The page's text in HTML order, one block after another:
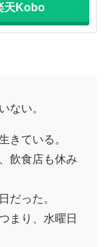
天Kobo
ない。
きている。
飲食店も休み
だった。
まり、水曜日